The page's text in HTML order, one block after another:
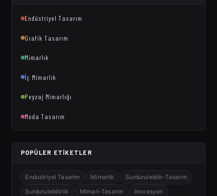
Endüstriyel Tasarım
Grafik Tasarım
Mimarlık
İç Mimarlık
Peyzaj Mimarlığı
Moda Tasarım
POPÜLER ETIKETLER
Endustriyel Tasarim Mimarlik
Surdurulebilir-Tasarim
Surdurulebilirlik
Mimari-Tasarim
Inovasyon